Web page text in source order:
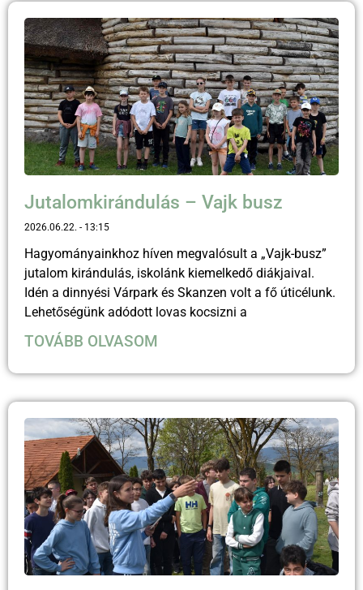
Jutalomkirándulás – Vajk busz
2026.06.22. 13:15
Hagyományainkhoz híven megvalósult a „Vajk-busz”
jutalom kirándulás, iskolánk kiemelkedő diákjaival.
Idén a dinnyési Várpark és Skanzen volt a fő úticélunk.
Lehetőségünk adódott lovas kocsizni a
TOVÁBB OLVASOM